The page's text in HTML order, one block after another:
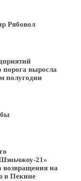
Рябовол
выросла
полугодии
21»
возвращения на
в Пекине